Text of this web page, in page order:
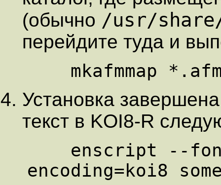
(обычно /usr/
перейдите туда и
Установка
текст в KOI8-R